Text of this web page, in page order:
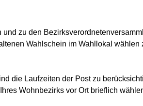
zu den
Wahlschein im Wahllokal wählen
die Laufzeiten der Post zu
Wohnbezirks vor Ort brieflich